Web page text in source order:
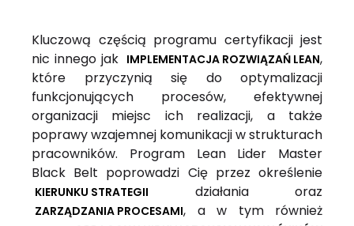
Kluczową częścią programu certyfikacji jest
nic innego jak IMPLEMENTACJA ROZWIĄZAŃ LEAN,
które przyczynią się do optymalizacji
funkcjonujących procesów, efektywnej
organizacji miejsc ich realizacji, a także
poprawy wzajemnej komunikacji w strukturach
pracowników. Program Lean Lider Master
Black Belt poprowadzi Cię przez określenie
KIERUNKU STRATEGII działania oraz
ZARZĄDZANIA PROCESAMI, a w tym również